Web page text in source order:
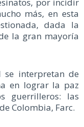
por incidir
más, en esta
dada la
la gran mayoría
se interpretan de
en lograr la paz
guerrilleros: las
Colombia, Farc.